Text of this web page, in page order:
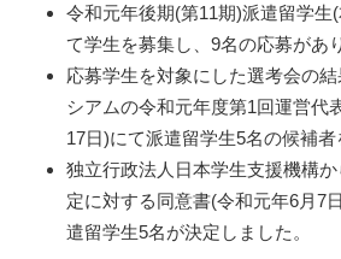
令和元年後期(第11期)派遣留学生
て学生を募集し、9名の応募があ
応募学生を対象にした選考会の
シアムの令和元年度第1回運営代
17日)にて派遣留学生5名の候補者
独立行政法人日本学生支援機構
定に対する同意書(令和元年6月7
遣留学生5名が決定しました。